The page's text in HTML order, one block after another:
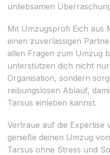
unliebsamen
Mit Umzugsprofi Eich aus
einen zuverlässigen
allen Fragen zum Umzug
unterstützen dich nicht
Organisation, sondern
reibungslosen Ablauf,
Tarsus einleben kannst.
Vertraue auf die Expertise
genieße deinen Umzug
Tarsus ohne Stress und